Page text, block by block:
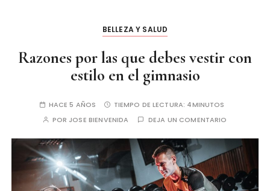
BELLEZA Y SALUD
Razones por las que debes vestir con
estilo en el gimnasio
HACE 5 AÑOS TIEMPO DE LECTURA: 4MINUTOS
POR JOSE BIENVENIDA DEJA UN COMENTARIO